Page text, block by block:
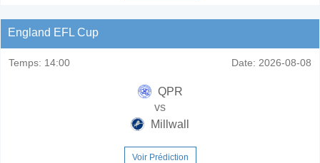
England EFL Cup
Temps: 14:00 Date: 2026-08-08
QPR
vs
Millwall
Voir Prédiction